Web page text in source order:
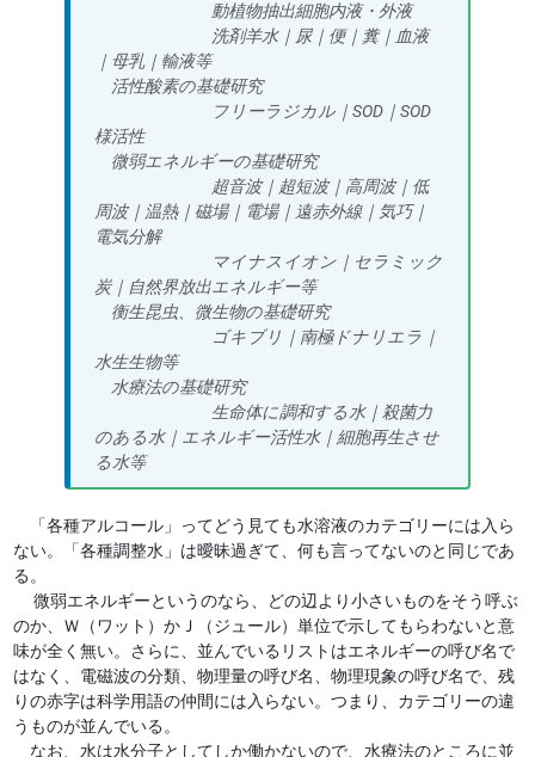
動植物抽出細胞内液・外液
洗剤羊水｜尿｜便｜糞｜血液
｜母乳｜輸液等
活性酸素の基礎研究
フリーラジカル｜SOD｜SOD
様活性
微弱エネルギーの基礎研究
超音波｜超短波｜高周波｜低
周波｜温熱｜磁場｜電場｜遠赤外線｜ 気巧｜
電気分解
マイナスイオン｜ セラミック
炭｜ 自然界放出エネルギー等
衡生昆虫、微生物の基礎研究
ゴキブリ｜南極ドナリエラ｜
水生生物等
水療法の基礎研究
生命体に調和する水｜ 殺菌力
のある水｜ エネルギー活性水｜ 細胞再生させ
る水等
「各種アルコール」ってどう見ても水溶液のカテゴリーには入ら
ない。「各種調整水」は曖昧過ぎて、何も言ってないのと同じであ
る。
微弱エネルギーというのなら、どの辺より小さいものをそう呼ぶ
のか、Ｗ（ワット）かＪ（ジュール）単位で示してもらわないと意
味が全く無い。さらに、並んでいるリストはエネルギーの呼び名で
はなく、電磁波の分類、物理量の呼び名、物理現象の呼び名で、残
りの赤字は科学用語の仲間には入らない。つまり、カテゴリーの違
うものが並んでいる。
なお、水は水分子としてしか働かないので、水療法のところに並